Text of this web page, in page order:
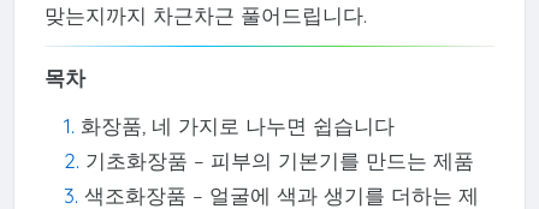
맞는지까지 차근차근 풀어드립니다.
목차
화장품, 네 가지로 나누면 쉽습니다
기초화장품 – 피부의 기본기를 만드는 제품
색조화장품 – 얼굴에 색과 생기를 더하는 제